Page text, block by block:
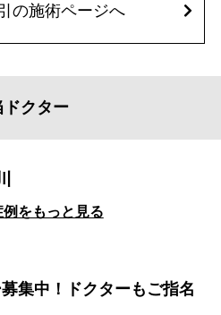
の施術ページへ
ドクター
をもっと見る
集中！ドクターもご指名